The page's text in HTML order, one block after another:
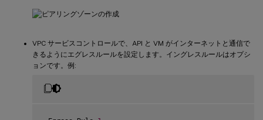
VPC サービスコントロールで、API と VM がインターネットと通信で
きるようにエグレスルールを設定します。イングレスルールはオプシ
ョンです。例: